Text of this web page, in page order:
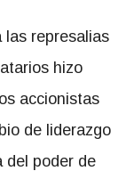
las represalias
hizo
accionistas
de liderazgo
del poder de